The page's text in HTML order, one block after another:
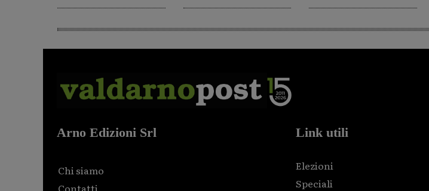
Arno Edizioni Srl
Chi siamo
Link utili
Elezioni
Speciali